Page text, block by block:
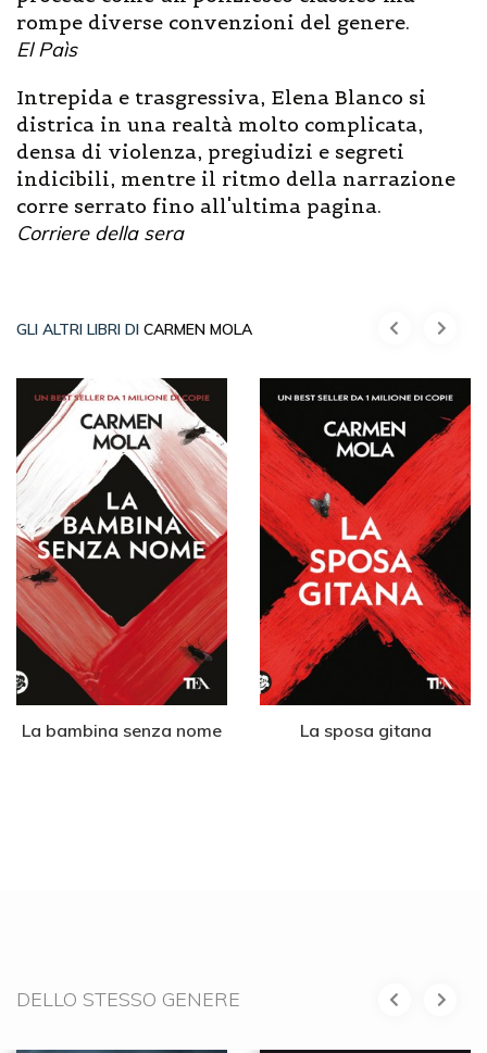
rompe diverse convenzioni del genere.
El Paìs
Intrepida e trasgressiva, Elena Blanco si
districa in una realtà molto complicata,
densa di violenza, pregiudizi e segreti
indicibili, mentre il ritmo della narrazione
corre serrato fino all'ultima pagina.
Corriere della sera
GLI ALTRI LIBRI DI CARMEN MOLA
La bambina senza nome La sposa gitana
DELLO STESSO GENERE